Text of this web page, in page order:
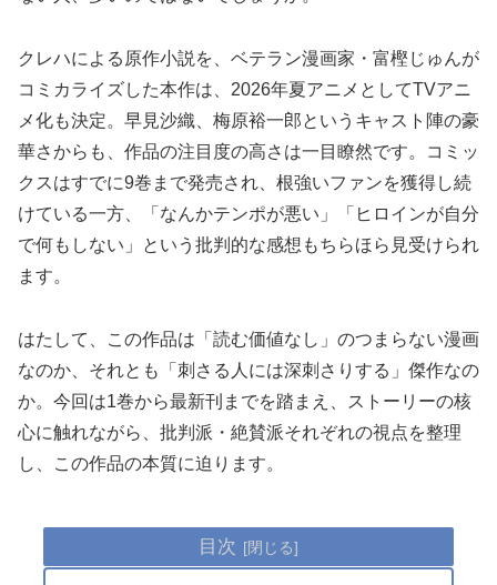
クレハによる原作小説を、ベテラン漫画家・富樫じゅんが
コミカライズした本作は、2026年夏アニメとしてTVアニ
メ化も決定。早見沙織、梅原裕一郎というキャスト陣の豪
華さからも、作品の注目度の高さは一目瞭然です。コミッ
クスはすでに9巻まで発売され、根強いファンを獲得し続
けている一方、「なんかテンポが悪い」「ヒロインが自分
で何もしない」という批判的な感想もちらほら見受けられ
ます。
はたして、この作品は「読む価値なし」のつまらない漫画
なのか、それとも「刺さる人には深刺さりする」傑作なの
か。今回は1巻から最新刊までを踏まえ、ストーリーの核
心に触れながら、批判派・絶賛派それぞれの視点を整理
し、この作品の本質に迫ります。
目次